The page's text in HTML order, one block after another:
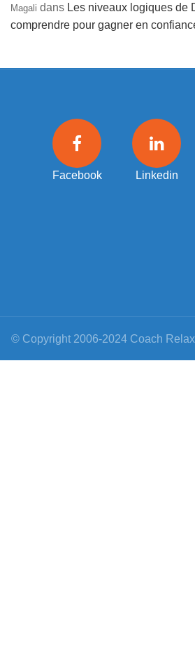
Magali dans Les niveaux logiques de
comprendre pour gagner en
Facebook Linkedin
© Copyright 2006-2024 Coach